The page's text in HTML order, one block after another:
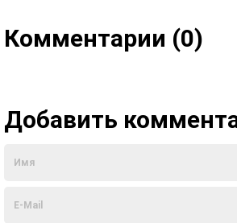
Комментарии (0)
Добавить